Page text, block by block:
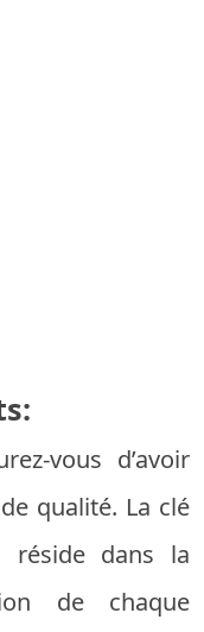
vous d’avoir
qualité. La clé
réside dans la
de chaque